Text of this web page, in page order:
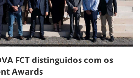
FCT distinguidos com os
Awards